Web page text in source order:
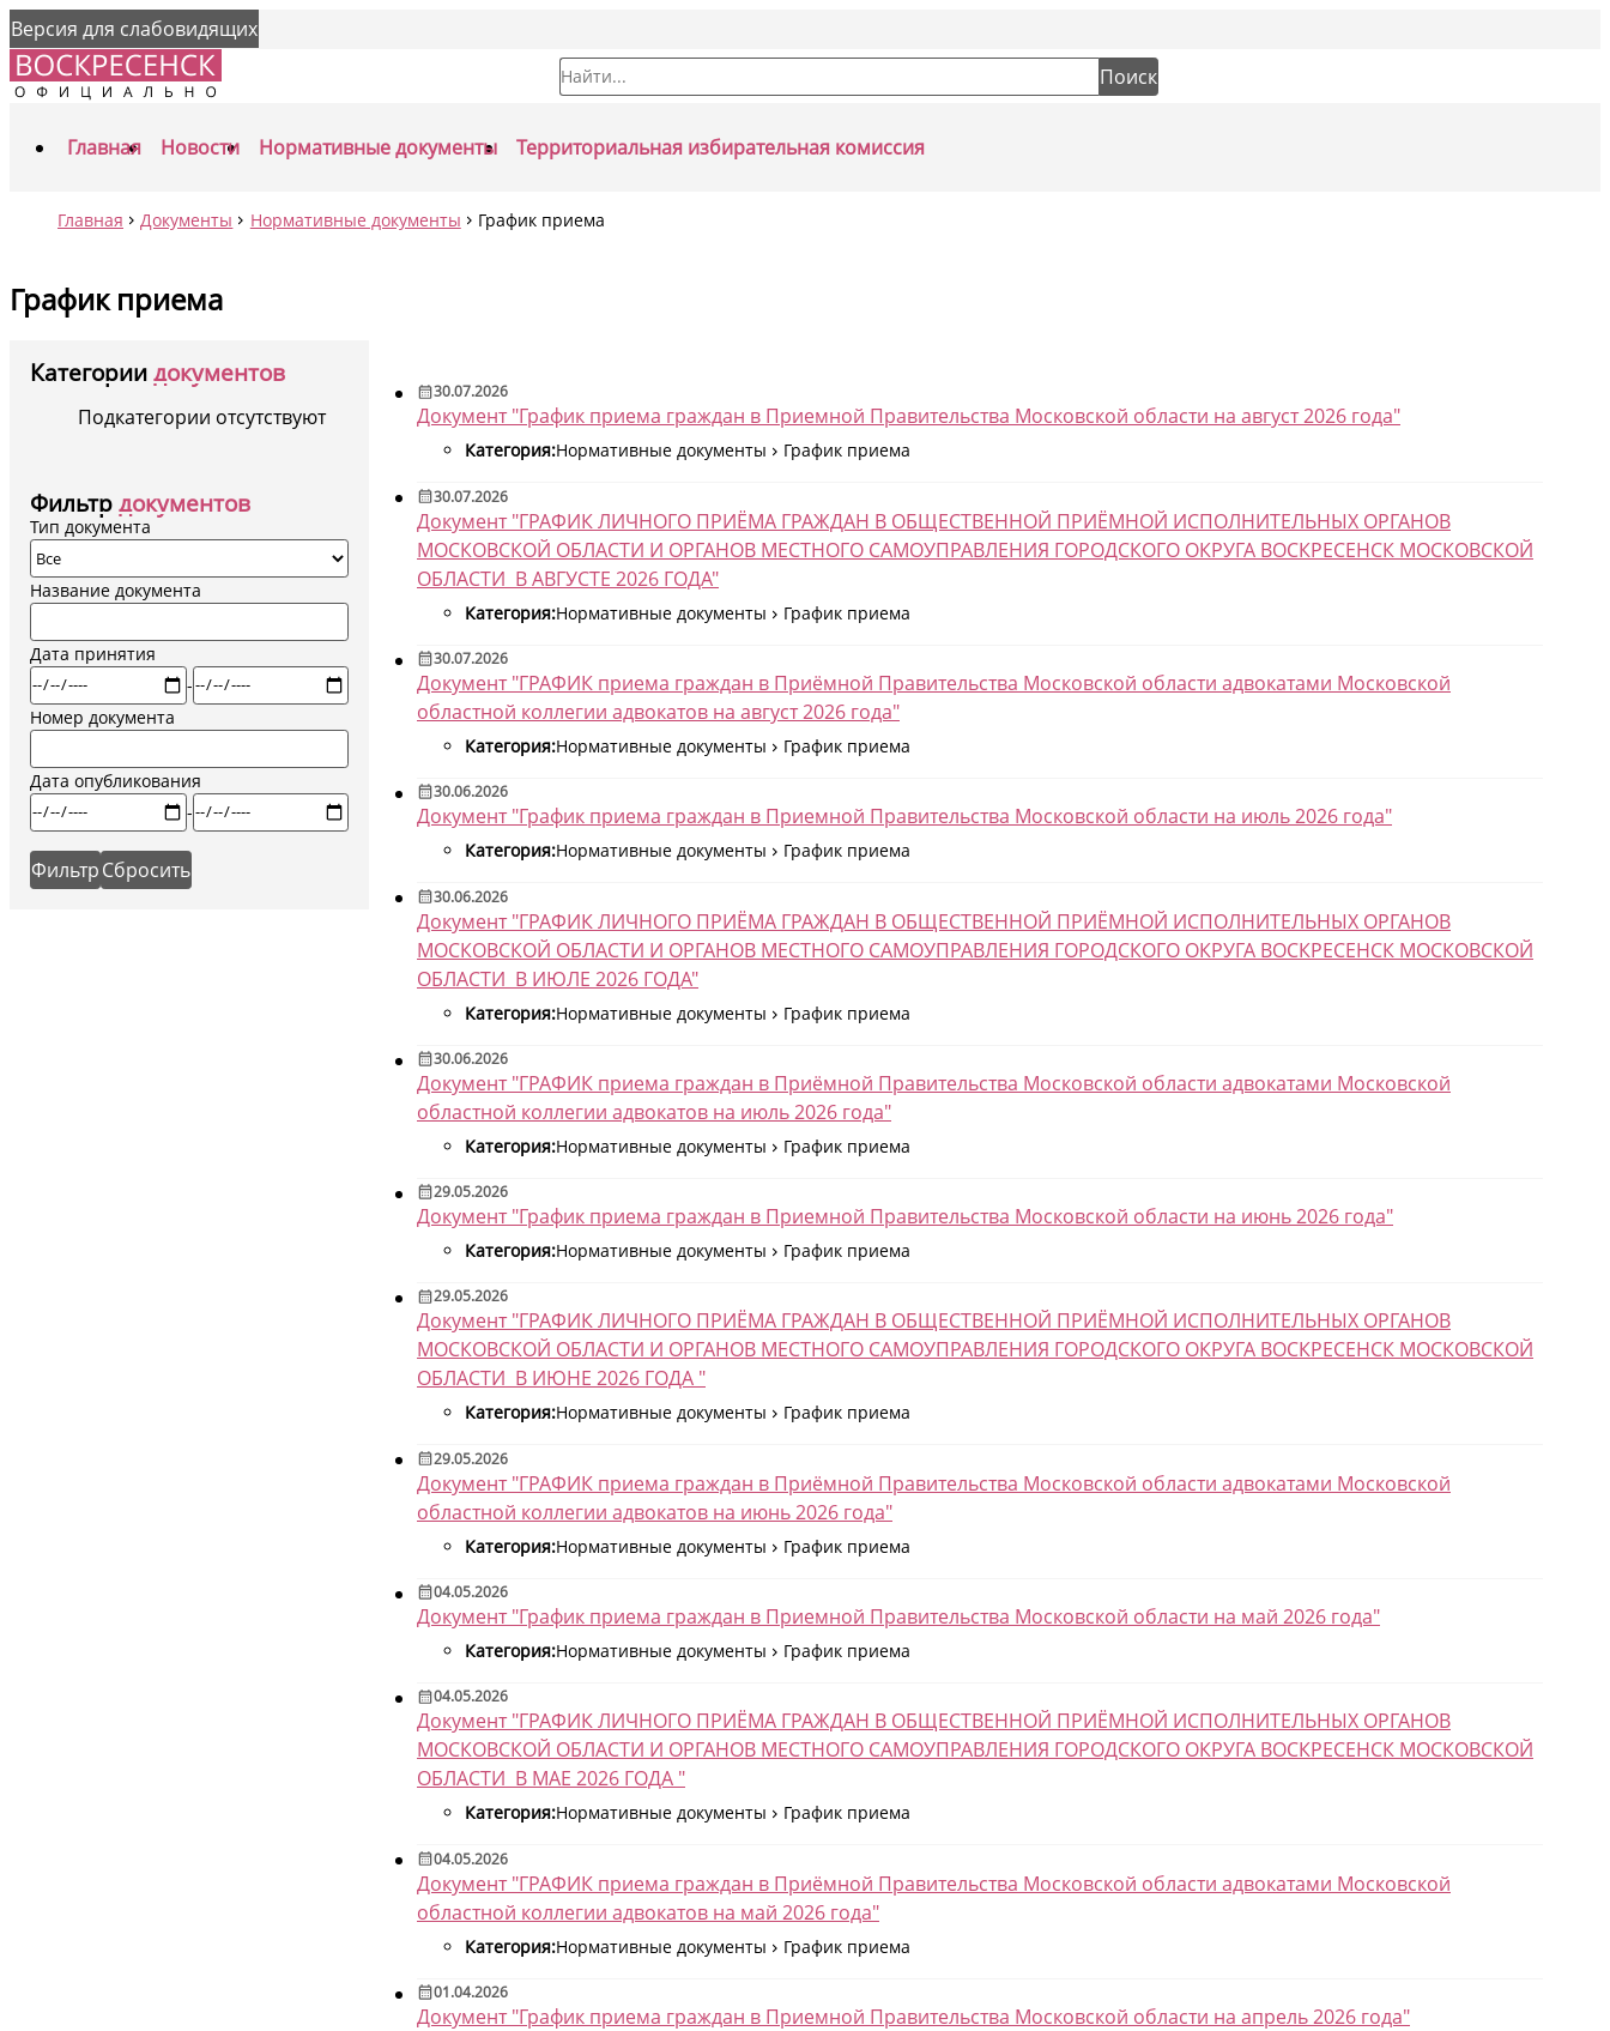
Версия для слабовидящих
Форма поиска Поиск
Главная Новости Нормативные документы Территориальная избирательная комиссия
Главная Документы Нормативные документы График приема
График приема
Категориидокументов
Подкатегории отсутствуют
Фильтрдокументов
Тип документа
Название документа
Дата принятия
-
Номер документа
Дата опубликования
-
30.07.2026
Документ "График приема граждан в Приемной Правительства Московской области на август 2026 года"
Категория:Нормативные документы График приема
30.07.2026
Документ "ГРАФИК ЛИЧНОГО ПРИЁМА ГРАЖДАН В ОБЩЕСТВЕННОЙ ПРИЁМНОЙ ИСПОЛНИТЕЛЬНЫХ ОРГАНОВ
МОСКОВСКОЙ ОБЛАСТИ И ОРГАНОВ МЕСТНОГО САМОУПРАВЛЕНИЯ ГОРОДСКОГО ОКРУГА ВОСКРЕСЕНСК МОСКОВСКОЙ
ОБЛАСТИ В АВГУСТЕ 2026 ГОДА"
Категория:Нормативные документы График приема
30.07.2026
Документ "ГРАФИК приема граждан в Приёмной Правительства Московской области адвокатами Московской
областной коллегии адвокатов на август 2026 года"
Категория:Нормативные документы График приема
30.06.2026
Документ "График приема граждан в Приемной Правительства Московской области на июль 2026 года"
Категория:Нормативные документы График приема
30.06.2026
Документ "ГРАФИК ЛИЧНОГО ПРИЁМА ГРАЖДАН В ОБЩЕСТВЕННОЙ ПРИЁМНОЙ ИСПОЛНИТЕЛЬНЫХ ОРГАНОВ
МОСКОВСКОЙ ОБЛАСТИ И ОРГАНОВ МЕСТНОГО САМОУПРАВЛЕНИЯ ГОРОДСКОГО ОКРУГА ВОСКРЕСЕНСК МОСКОВСКОЙ
ОБЛАСТИ В ИЮЛЕ 2026 ГОДА"
Категория:Нормативные документы График приема
30.06.2026
Документ "ГРАФИК приема граждан в Приёмной Правительства Московской области адвокатами Московской
областной коллегии адвокатов на июль 2026 года"
Категория:Нормативные документы График приема
29.05.2026
Документ "График приема граждан в Приемной Правительства Московской области на июнь 2026 года"
Категория:Нормативные документы График приема
29.05.2026
Документ "ГРАФИК ЛИЧНОГО ПРИЁМА ГРАЖДАН В ОБЩЕСТВЕННОЙ ПРИЁМНОЙ ИСПОЛНИТЕЛЬНЫХ ОРГАНОВ
МОСКОВСКОЙ ОБЛАСТИ И ОРГАНОВ МЕСТНОГО САМОУПРАВЛЕНИЯ ГОРОДСКОГО ОКРУГА ВОСКРЕСЕНСК МОСКОВСКОЙ
ОБЛАСТИ В ИЮНЕ 2026 ГОДА "
Категория:Нормативные документы График приема
29.05.2026
Документ "ГРАФИК приема граждан в Приёмной Правительства Московской области адвокатами Московской
областной коллегии адвокатов на июнь 2026 года"
Категория:Нормативные документы График приема
04.05.2026
Документ "График приема граждан в Приемной Правительства Московской области на май 2026 года"
Категория:Нормативные документы График приема
04.05.2026
Документ "ГРАФИК ЛИЧНОГО ПРИЁМА ГРАЖДАН В ОБЩЕСТВЕННОЙ ПРИЁМНОЙ ИСПОЛНИТЕЛЬНЫХ ОРГАНОВ
МОСКОВСКОЙ ОБЛАСТИ И ОРГАНОВ МЕСТНОГО САМОУПРАВЛЕНИЯ ГОРОДСКОГО ОКРУГА ВОСКРЕСЕНСК МОСКОВСКОЙ
ОБЛАСТИ В МАЕ 2026 ГОДА "
Категория:Нормативные документы График приема
04.05.2026
Документ "ГРАФИК приема граждан в Приёмной Правительства Московской области адвокатами Московской
областной коллегии адвокатов на май 2026 года"
Категория:Нормативные документы График приема
01.04.2026
Документ "График приема граждан в Приемной Правительства Московской области на апрель 2026 года"